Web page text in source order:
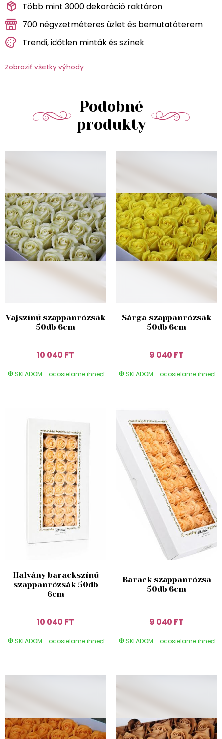
Több mint 3000 dekoráció raktáron
700 négyzetméteres üzlet és bemutatóterem
Trendi, időtlen minták és színek
Zobraziť všetky výhody
Podobné
produkty
Vajszínű szappanrózsák
50db 6cm
10 040 FT
SKLADOM - odosielame ihneď
Sárga szappanrózsák
50db 6cm
9 040 FT
SKLADOM - odosielame ihneď
Halvány barackszínű
szappanrózsák 50db
6cm
10 040 FT
SKLADOM - odosielame ihneď
Barack szappanrózsa
50db 6cm
9 040 FT
SKLADOM - odosielame ihneď